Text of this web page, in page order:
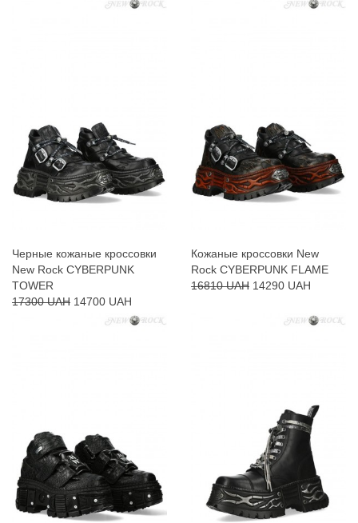
Черные кожаные кроссовки
New Rock CYBERPUNK
TOWER
17300 UAH 14700 UAH
Кожаные кроссовки New
Rock CYBERPUNK FLAME
16810 UAH 14290 UAH